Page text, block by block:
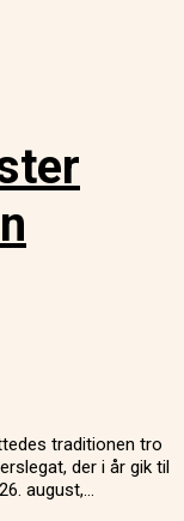
traditionen tro
der i år gik til
Lørdag den 26. august,...